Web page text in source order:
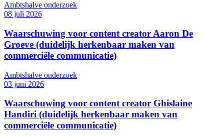
Ambtshalve onderzoek
08 juli 2026
Waarschuwing voor content creator Aaron De
Groeve (duidelijk herkenbaar maken van
commerciële communicatie)
Ambtshalve onderzoek
03 juni 2026
Waarschuwing voor content creator Ghislaine
Handiri (duidelijk herkenbaar maken van
commerciële communicatie)